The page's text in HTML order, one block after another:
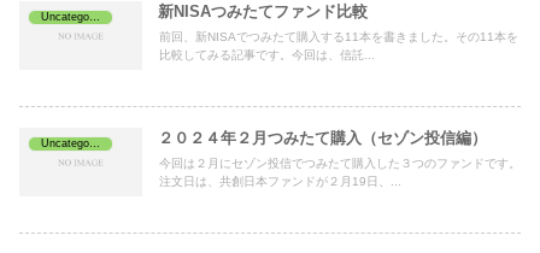
新NISAつみたてファンド比較
前回、新NISAでつみたて購入する11本を書きました。その11本を
比較してみる記事です。今回は、信託...
Uncategorized ２０２４年２月つみたて購入（セゾン投信編）
今回は２月にセゾン投信でつみたて購入した３つのファンドです。
注文日は、共創日本ファンドが２月19日、...